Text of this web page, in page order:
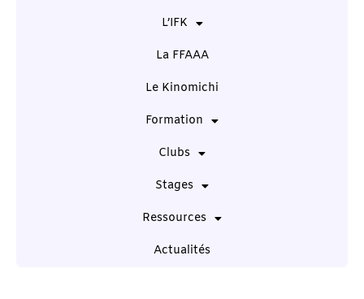
L’IFK
La FFAAA
Le Kinomichi
Formation
Clubs
Stages
Ressources
Actualités